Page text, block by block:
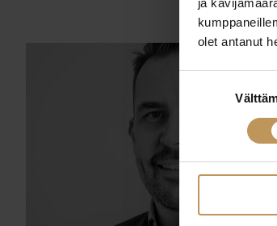
ja
olet antanut